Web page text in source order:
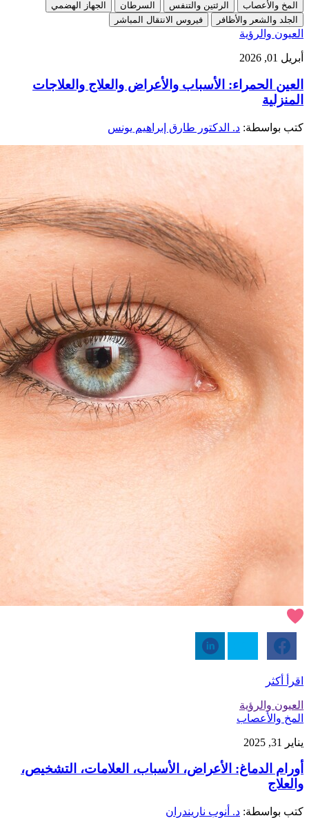
المخ والأعصاب
الرئتين والتنفس السرطان
الجهاز الهضمي
الجلد والشعر والأظافر
فيروس الانتقال المباشر
العيون والرؤية
أبريل 01, 2026
العين الحمراء: الأسباب والأعراض والعلاج والعلاجات
المنزلية
كتب بواسطة: د. الدكتور طارق إبراهيم يونس
اقرأ أكثر
العيون والرؤية
المخ والأعصاب
يناير 31, 2025
أورام الدماغ: الأعراض، الأسباب، العلامات، التشخيص،
والعلاج
كتب بواسطة: د. أنوب ناريندران